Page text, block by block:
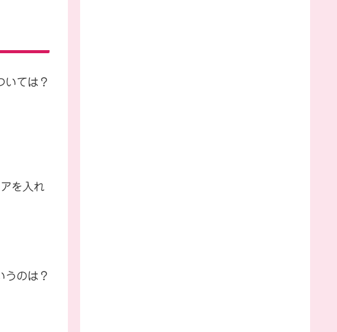
ては？
を入れ
のは？